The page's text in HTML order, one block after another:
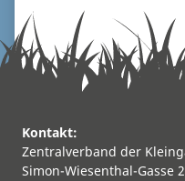
Kontakt:
Zentralverband der
Simon-Wiesenthal-Gasse